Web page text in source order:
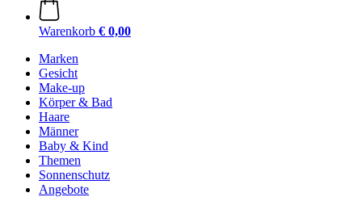
Warenkorb € 0,00
Marken
Gesicht
Make-up
Körper & Bad
Haare
Männer
Baby & Kind
Themen
Sonnenschutz
Angebote